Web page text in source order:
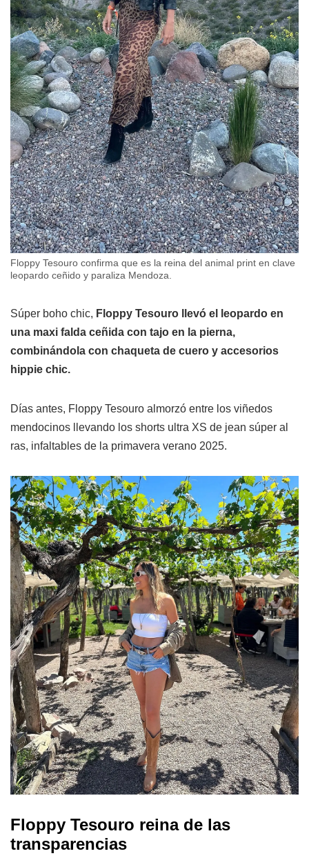
Floppy Tesouro confirma que es la reina del animal print en clave
leopardo ceñido y paraliza Mendoza.
Súper boho chic, Floppy Tesouro llevó el leopardo en
una maxi falda ceñida con tajo en la pierna,
combinándola con chaqueta de cuero y accesorios
hippie chic.
Días antes, Floppy Tesouro almorzó entre los viñedos
mendocinos llevando los shorts ultra XS de jean súper al
ras, infaltables de la primavera verano 2025.
Floppy Tesouro reina de las
transparencias